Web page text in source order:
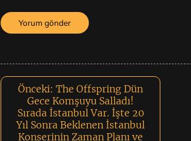
Önceki: The Offspring Dün
Gece Komşuyu Salladı!
Sırada İstanbul Var. İşte 20
Yıl Sonra Beklenen İstanbul
Konserinin Zaman Planı ve